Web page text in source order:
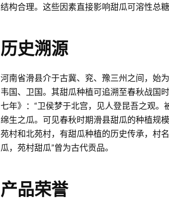
结构合理。这些因素直接影响甜瓜可溶性总
历史溯源
河南省滑县介于古冀、兖、豫三州之间，始
韦国、卫国。其甜瓜种植可追溯至春秋战国
七年》：“卫侯梦于北宫，见人登昆吾之观
绵生之瓜。可见春秋时期滑县甜瓜的种植规
苑村和北苑村，有甜瓜种植的历史传承，村
瓜，苑村甜瓜”曾为古代贡品。
产品荣誉